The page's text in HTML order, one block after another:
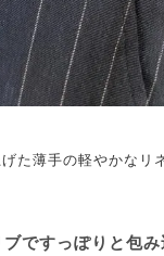
た薄手の軽やかなリ
ですっぽりと包